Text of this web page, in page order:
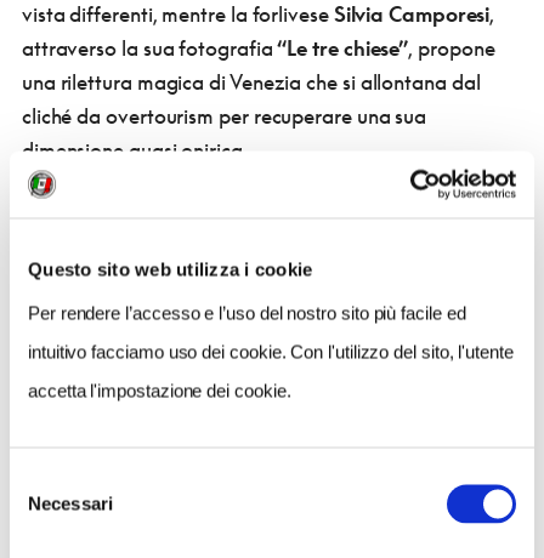
Questo sito web utilizza i cookie
Per rendere l’accesso e l’uso del nostro sito più facile ed
intuitivo facciamo uso dei cookie. Con l'utilizzo del sito, l'utente
accetta l'impostazione dei cookie.
delNecessari
vista differenti, mentre la forliveseSilvia Camporesi,
attraverso la sua fotografia“Le tre chiese”, propone
una rilettura magica di Venezia che si allontana dal
cliché da overtourism per recuperare una sua
dimensione quasi onirica.
Pancrazzi
dal titolo“Land Escape”
geografica a favore di una nuova spazialità.
Si perde il senso del luogo ma non dello spazio nei
l’arte contemporanea aiuta a leggere il presente e,